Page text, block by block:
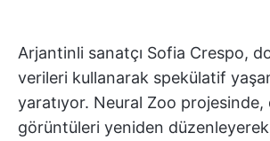
Arjantinli sanatçı Sofia Crespo,
verileri kullanarak spekülatif
yaratıyor. Neural Zoo projesinde,
görüntüleri yeniden